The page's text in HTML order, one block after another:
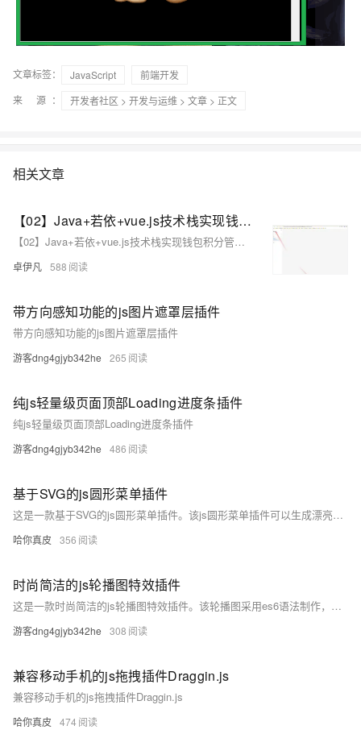
文章标签： JavaScript
前端开发
来 源：
开发者社区 > 开发与运维 > 文章 > 正文
相关文章
【02】Java+若依+vue.js技术栈实现钱包积分管理系统项目-商业级电玩城积分系统商业项目实战-ui设计图figmaUI设计准备-figma汉化插件-mysql数据库设计-优雅草卓伊凡商业项目实战
【02】Java+若依+vue.js技术栈实现钱包积分管理系统项目-商业级电玩城积分系统商业项目实战-ui设计图figmaUI设计准备-figma汉化插件-mysql数据库设计-优雅草卓伊凡商业项目实战
卓伊凡 588
带方向感知功能的js图片遮罩层插件
带方向感知功能的js图片遮罩层插件
游客dng4gjyb342he 265
纯js轻量级页面顶部Loading进度条插件
纯js轻量级页面顶部Loading进度条插件
游客dng4gjyb342he 486
基于SVG的js圆形菜单插件
这是一款基于SVG的js圆形菜单插件。该js圆形菜单插件可以生成漂亮的圆形菜单效果，支持二级菜单，支持使用鼠标滚动切换菜单
哈你真皮 356
时尚简洁的js轮播图特效插件
这是一款时尚简洁的js轮播图特效插件。该轮播图采用es6语法制作，底部带缩略图和描述信息。图片和描述信息在切换时同步滑动。
游客dng4gjyb342he 308
兼容移动手机的js拖拽插件Draggin.js
兼容移动手机的js拖拽插件Draggin.js
哈你真皮 474